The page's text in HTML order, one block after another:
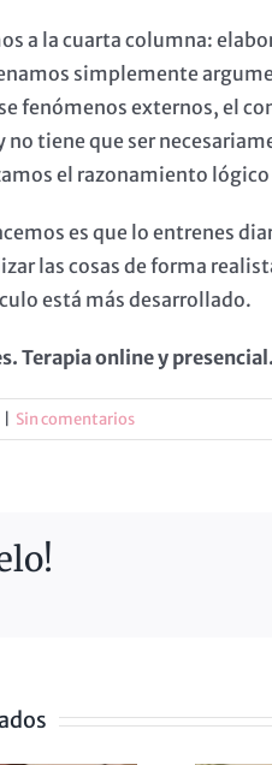
a la cuarta columna:
simplemente
fenómenos externos, el
no tiene que ser
el razonamiento
es que lo entrenes
las cosas de forma
está más desarrollado.
Terapia online y
Sin comentarios